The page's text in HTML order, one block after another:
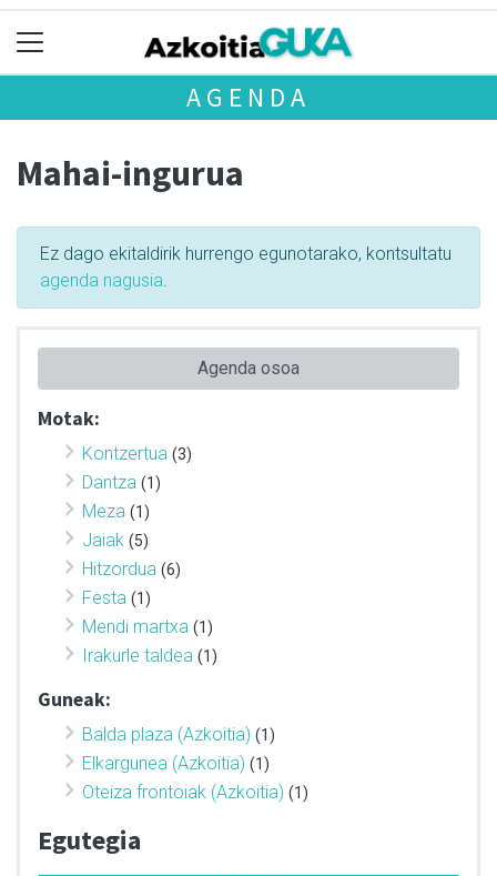
AGENDA
Mahai-ingurua
Ez dago ekitaldirik hurrengo egunotarako, kontsultatu
agenda nagusia
Agenda osoa
Motak:
Kontzertua (3)
Dantza (1)
Meza (1)
Jaiak (5)
Hitzordua (6)
Festa (1)
Mendi martxa (1)
Irakurle taldea (1)
Guneak:
Balda plaza (Azkoitia) (1)
Elkargunea (Azkoitia) (1)
Oteiza frontoiak (Azkoitia) (1)
Egutegia